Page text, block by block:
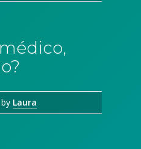
by Laura